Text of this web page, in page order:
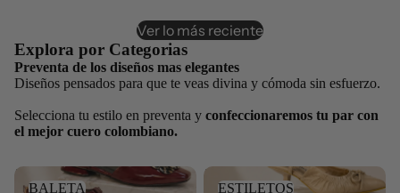
Ver lo más reciente
Explora por Categorias
Preventa de los diseños mas elegantes
Diseños pensados para que te veas divina y cómoda sin esfuerzo.
Selecciona tu estilo en preventa y confeccionaremos tu par con
el mejor cuero colombiano.
BALETA
BALETA
ESTILETOS
ESTILETOS